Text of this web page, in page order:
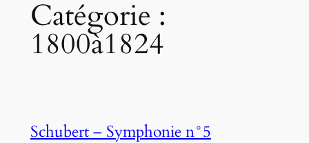
Catégorie :
1800à1824
Schubert – Symphonie n°5